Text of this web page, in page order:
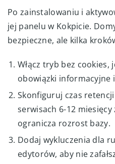
Po zainstalowaniu i
jej panelu w Kokpicie.
bezpieczne, ale kilka
Włącz tryb bez cookies,
obowiązki informacyjne
Skonfiguruj czas retencji
serwisach 6-12 miesięcy
ogranicza rozrost bazy.
Dodaj wykluczenia dla
edytorów, aby nie